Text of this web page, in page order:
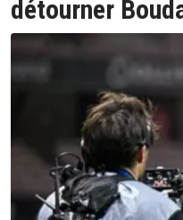
détourner